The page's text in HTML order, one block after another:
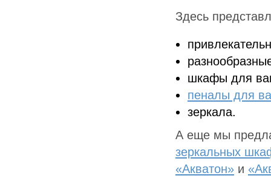
Здесь
шкафы для
пеналы для
зеркала.
А еще мы
зеркальных
«Акватон» и